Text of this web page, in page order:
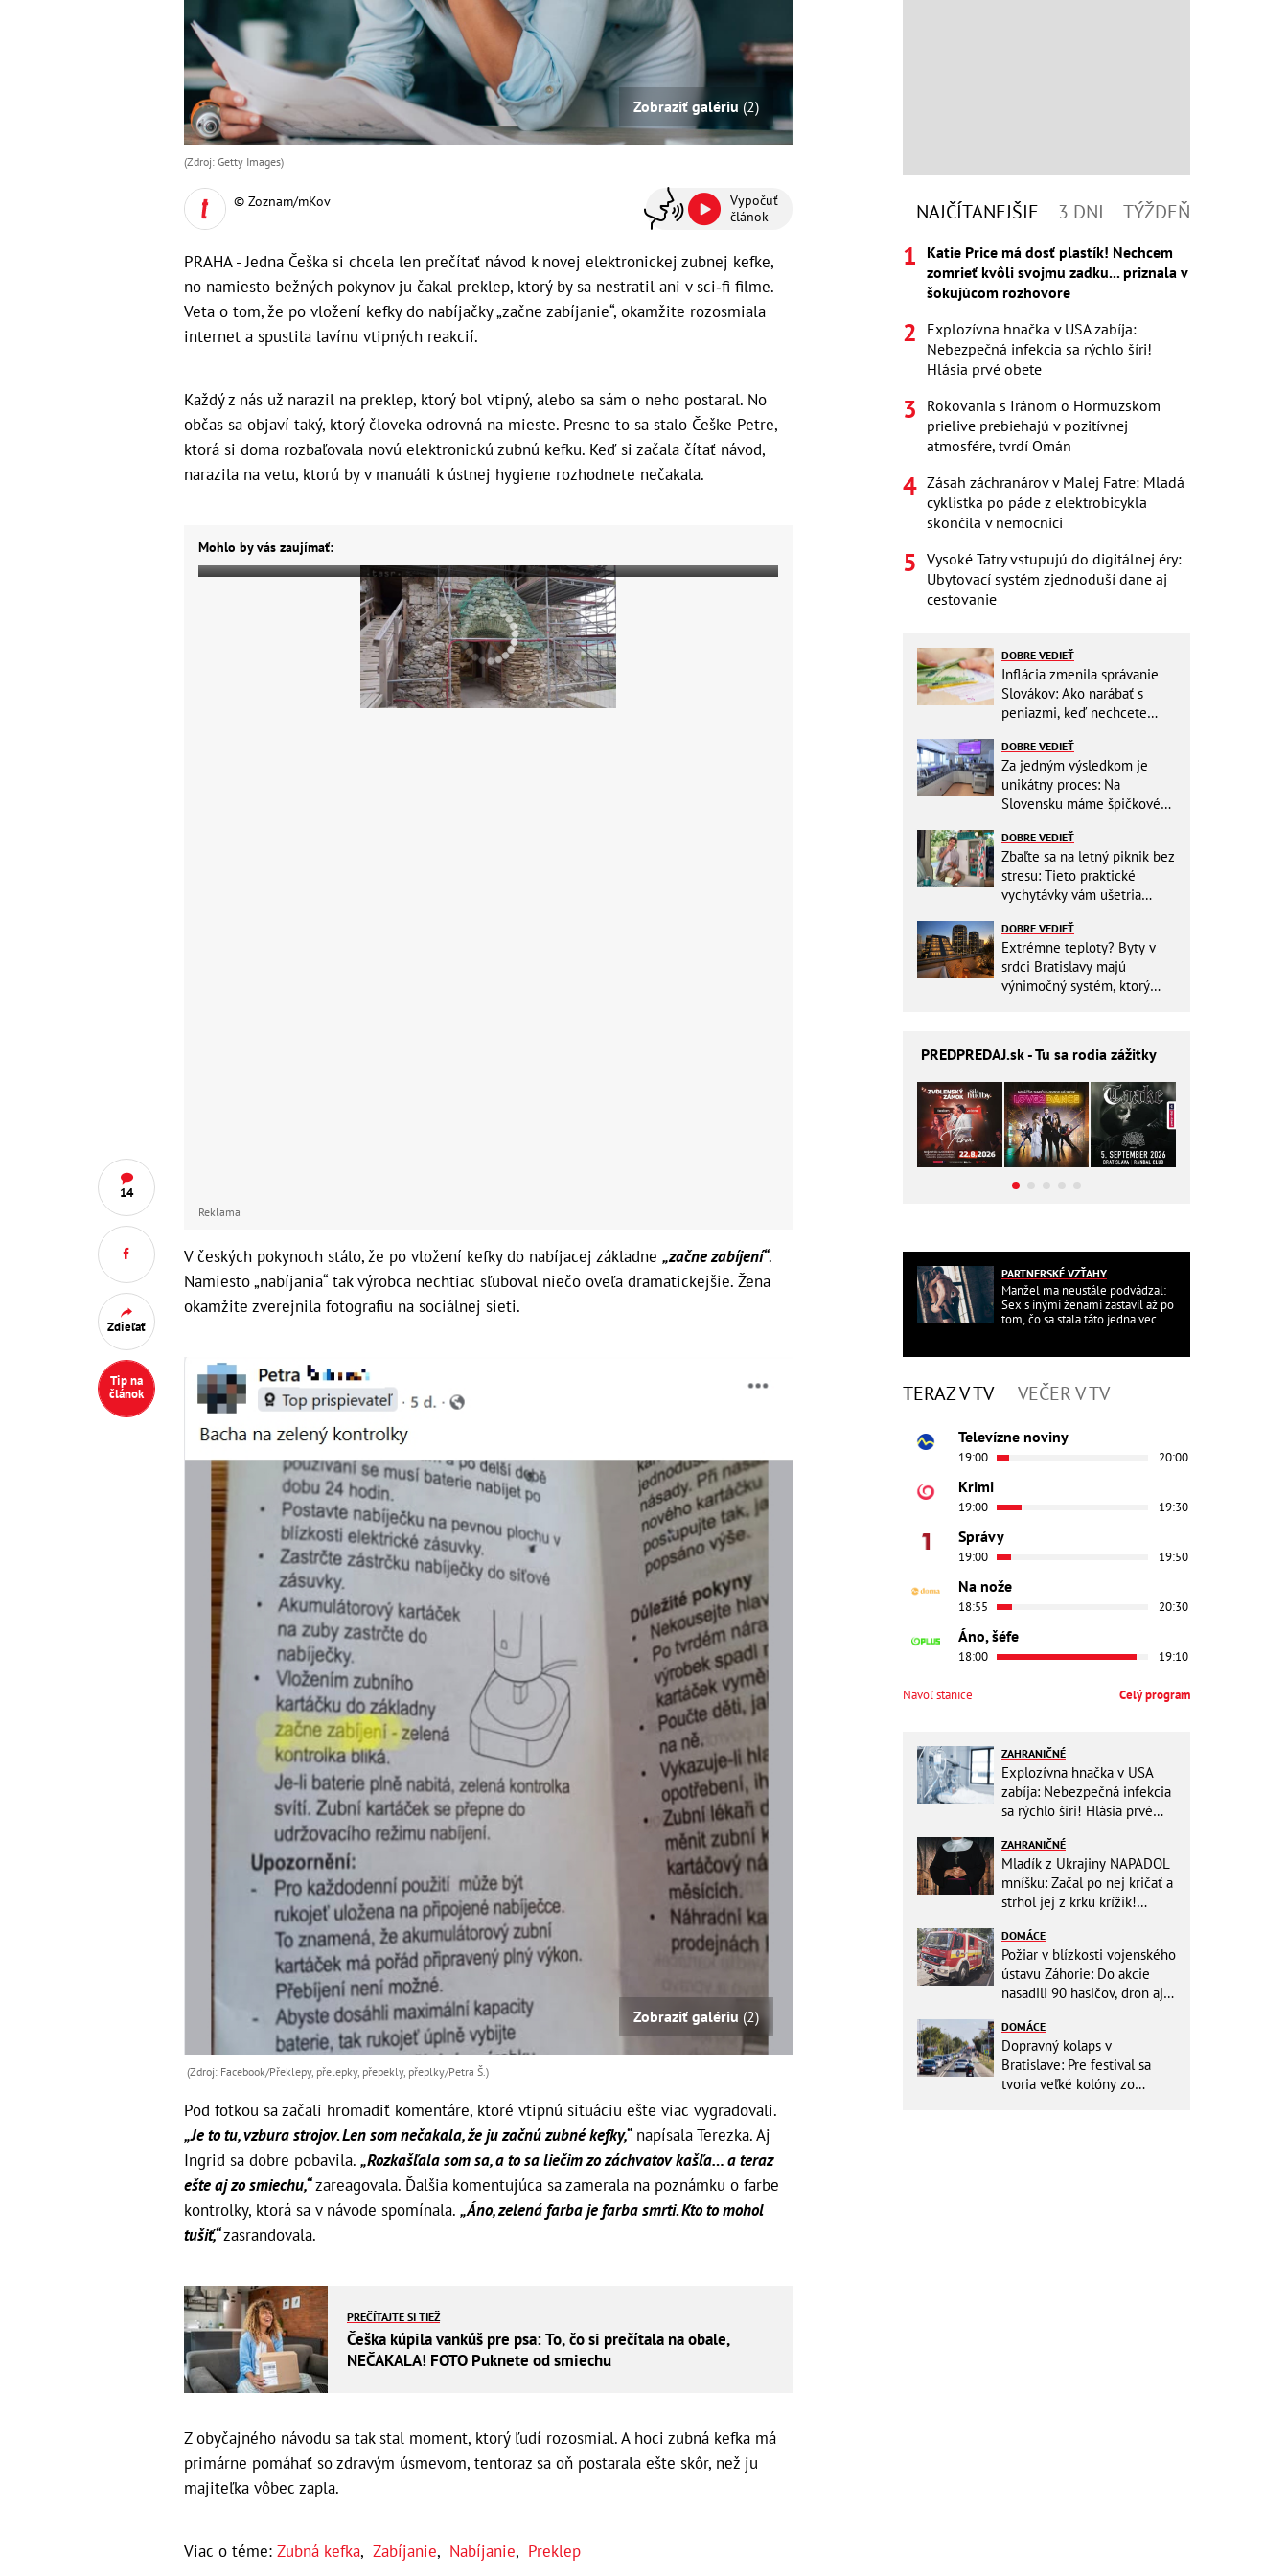
14
Zdieľať
Tip na
článok
Zobraziť galériu (2)
(Zdroj: Getty Images)
© Zoznam/mKov
Vypočuť
článok
PRAHA - Jedna Češka si chcela len prečítať návod k novej elektronickej zubnej kefke,
no namiesto bežných pokynov ju čakal preklep, ktorý by sa nestratil ani v sci‑fi filme.
Veta o tom, že po vložení kefky do nabíjačky „začne zabíjanie“, okamžite rozosmiala
internet a spustila lavínu vtipných reakcií.
Každý z nás už narazil na preklep, ktorý bol vtipný, alebo sa sám o neho postaral. No
občas sa objaví taký, ktorý človeka odrovná na mieste. Presne to sa stalo Češke Petre,
ktorá si doma rozbaľovala novú elektronickú zubnú kefku. Keď si začala čítať návod,
narazila na vetu, ktorú by v manuáli k ústnej hygiene rozhodnete nečakala.
Mohlo by vás zaujímať:
Reklama
V českých pokynoch stálo, že po vložení kefky do nabíjacej základne „začne zabíjení“.
Namiesto „nabíjania“ tak výrobca nechtiac sľuboval niečo oveľa dramatickejšie. Žena
okamžite zverejnila fotografiu na sociálnej sieti.
Zobraziť galériu (2)
(Zdroj: Facebook/Překlepy, přelepky, přepekly, přeplky/Petra Š.)
Pod fotkou sa začali hromadiť komentáre, ktoré vtipnú situáciu ešte viac vygradovali.
„Je to tu, vzbura strojov. Len som nečakala, že ju začnú zubné kefky,“napísala Terezka. Aj
Ingrid sa dobre pobavila. „Rozkašľala som sa, a to sa liečim zo záchvatov kašľa… a teraz
ešte aj zo smiechu,“zareagovala. Ďalšia komentujúca sa zamerala na poznámku o farbe
kontrolky, ktorá sa v návode spomínala. „Áno, zelená farba je farba smrti. Kto to mohol
tušiť,“zasrandovala.
PREČÍTAJTE SI TIEŽ
Češka kúpila vankúš pre psa: To, čo si prečítala na obale,
NEČAKALA! FOTO Puknete od smiechu
Z obyčajného návodu sa tak stal moment, ktorý ľudí rozosmial. A hoci zubná kefka má
primárne pomáhať so zdravým úsmevom, tentoraz sa oň postarala ešte skôr, než ju
majiteľka vôbec zapla.
Viac o téme: Zubná kefka, Zabíjanie, Nabíjanie, Preklep
NAJČÍTANEJŠIE 3 DNI TÝŽDEŇ
Katie Price má dosť plastík! Nechcem
zomrieť kvôli svojmu zadku... priznala v
šokujúcom rozhovore
Explozívna hnačka v USA zabíja:
Nebezpečná infekcia sa rýchlo šíri!
Hlásia prvé obete
Rokovania s Iránom o Hormuzskom
prielive prebiehajú v pozitívnej
atmosfére, tvrdí Omán
Zásah záchranárov v Malej Fatre: Mladá
cyklistka po páde z elektrobicykla
skončila v nemocnici
Vysoké Tatry vstupujú do digitálnej éry:
Ubytovací systém zjednoduší dane aj
cestovanie
DOBRE VEDIEŤ
Inflácia zmenila správanie
Slovákov: Ako narábať s
peniazmi, keď nechcete
DOBRE VEDIEŤ
Za jedným výsledkom je
unikátny proces: Na
Slovensku máme špičkové
DOBRE VEDIEŤ
Zbaľte sa na letný piknik bez
stresu: Tieto praktické
vychytávky vám ušetria
DOBRE VEDIEŤ
Extrémne teploty? Byty v
srdci Bratislavy majú
výnimočný systém, ktorý
PREDPREDAJ.sk - Tu sa rodia zážitky
PARTNERSKÉ VZŤAHY
Manžel ma neustále podvádzal:
Sex s inými ženami zastavil až po
tom, čo sa stala táto jedna vec
TERAZ V TV VEČER V TV
Televízne noviny
19:00 20:00
Krimi
19:00 19:30
Správy
19:00 19:50
Na nože
18:55 20:30
Áno, šéfe
18:00 19:10
Navoľ stanice Celý program
ZAHRANIČNÉ
Explozívna hnačka v USA
zabíja: Nebezpečná infekcia
sa rýchlo šíri! Hlásia prvé
ZAHRANIČNÉ
Mladík z Ukrajiny NAPADOL
mníšku: Začal po nej kričať a
strhol jej z krku krížik!
niečo iné
DOMÁCE
Požiar v blízkosti vojenského
ústavu Záhorie: Do akcie
nasadili 90 hasičov, dron aj
DOMÁCE
Dopravný kolaps v
Bratislave: Pre festival sa
tvoria veľké kolóny zo